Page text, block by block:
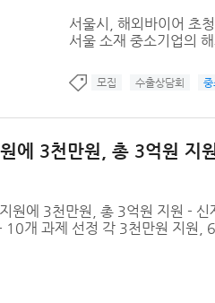
서울시, 해외바이어 초
서울 소재 중소기업의
모집 수출상담회 중
에 3천만원, 총 3억원 지
원에 3천만원, 총 3억원 지원 -
10개 과제 선정 각 3천만원 지원,